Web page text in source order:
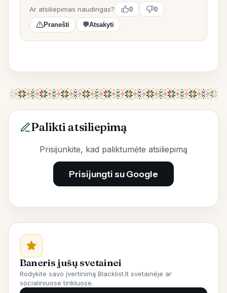
Ar atsiliepimas naudingas? 0 0
Pranešti 💬Atsakyti
Palikti atsiliepimą
Prisijunkite, kad paliktumėte atsiliepimą
Prisijungti su Google
Baneris jūsų svetainei
Rodykite savo įvertinimą Blacklist.lt svetainėje ar
socialiniuose tinkluose.